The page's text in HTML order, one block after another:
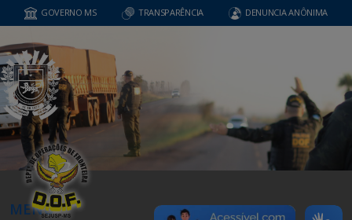
GOVERNO MS TRANSPARÊNCIA DENUNCIA ANÔNIMA
MENU